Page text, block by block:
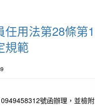
用法第28條第
規範
號函辦理，並檢